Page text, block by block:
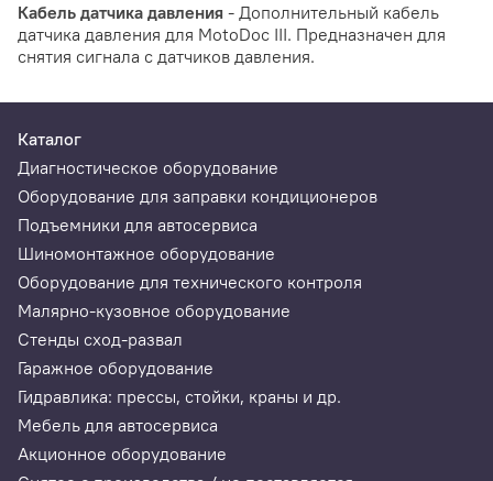
Кабель датчика давления - Дополнительный кабель
датчика давления для MotoDoc III. Предназначен для
снятия сигнала с датчиков давления.
Каталог
Диагностическое оборудование
Оборудование для заправки кондиционеров
Подъемники для автосервиса
Шиномонтажное оборудование
Оборудование для технического контроля
Малярно-кузовное оборудование
Стенды сход-развал
Гаражное оборудование
Гидравлика: прессы, стойки, краны и др.
Мебель для автосервиса
Акционное оборудование